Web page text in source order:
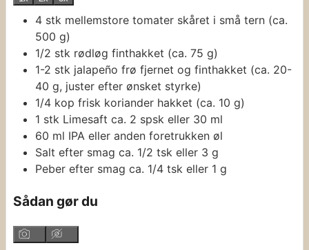
4 stk mellemstore tomater skåret i små tern (ca.
500 g)
1/2 stk rødløg finthakket (ca. 75 g)
1-2 stk jalapeño frø fjernet og finthakket (ca. 20-
40 g, juster efter ønsket styrke)
1/4 kop frisk koriander hakket (ca. 10 g)
1 stk Limesaft ca. 2 spsk eller 30 ml
60 ml IPA eller anden foretrukken øl
Salt efter smag ca. 1/2 tsk eller 3 g
Peber efter smag ca. 1/4 tsk eller 1 g
Sådan gør du